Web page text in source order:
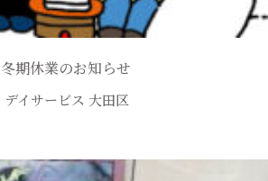
冬期休業のお知らせ
デイサービス 大田区